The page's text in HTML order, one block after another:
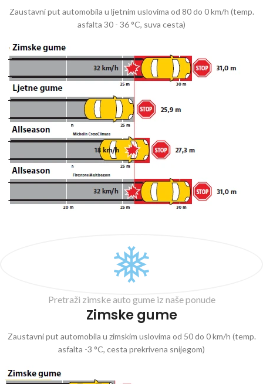
Zaustavni put automobila u ljetnim uslovima od 80 do 0 km/h (temp.
asfalta 30 - 36 °C, suva cesta)
Pretraži zimske auto gume iz naše ponude
Zimske gume
Zaustavni put automobila u zimskim uslovima od 50 do 0 km/h (temp.
asfalta -3 °C, cesta prekrivena snijegom)